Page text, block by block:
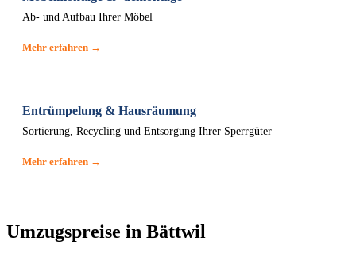
Ab- und Aufbau Ihrer Möbel
Mehr erfahren →
Entrümpelung & Hausräumung
Sortierung, Recycling und Entsorgung Ihrer Sperrgüter
Mehr erfahren →
Umzugspreise in Bättwil